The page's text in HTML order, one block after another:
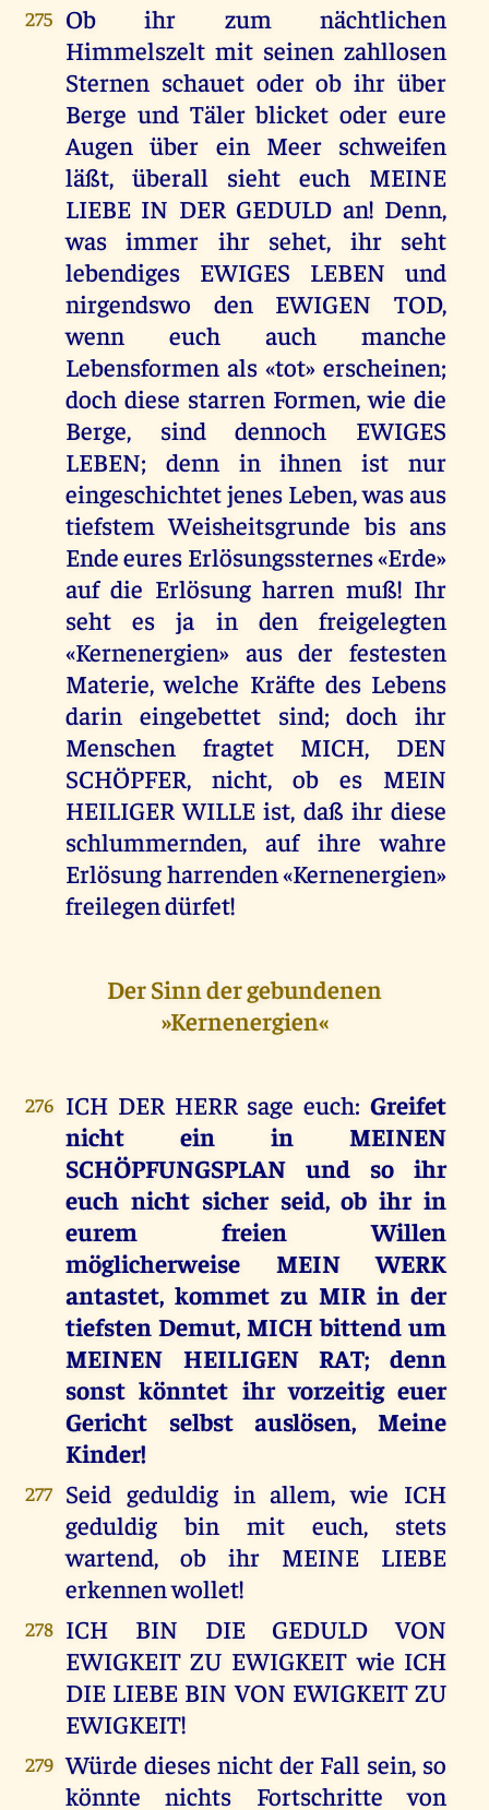
275 Ob ihr zum nächtlichen
Himmelszelt mit seinen zahllosen
Sternen schauet oder ob ihr über
Berge und Täler blicket oder eure
Augen über ein Meer schweifen
läßt, überall sieht euch MEINE
LIEBE IN DER GEDULD an! Denn,
was immer ihr sehet, ihr seht
lebendiges EWIGES LEBEN und
nirgendswo den EWIGEN TOD,
wenn euch auch manche
Lebensformen als «tot» erscheinen;
doch diese starren Formen, wie die
Berge, sind dennoch EWIGES
LEBEN; denn in ihnen ist nur
eingeschichtet jenes Leben, was aus
tiefstem Weisheitsgrunde bis ans
Ende eures Erlösungssternes «Erde»
auf die Erlösung harren muß! Ihr
seht es ja in den freigelegten
«Kernenergien» aus der festesten
Materie, welche Kräfte des Lebens
darin eingebettet sind; doch ihr
Menschen fragtet MICH, DEN
SCHÖPFER, nicht, ob es MEIN
HEILIGER WILLE ist, daß ihr diese
schlummernden, auf ihre wahre
Erlösung harrenden «Kernenergien»
freilegen dürfet!
Der Sinn der gebundenen
»Kernenergien«
276 ICH DER HERR sage euch:Greifet
nicht ein in MEINEN
SCHÖPFUNGSPLAN und so ihr
euch nicht sicher seid, ob ihr in
eurem freien Willen
möglicherweise MEIN WERK
antastet, kommet zu MIR in der
tiefsten Demut, MICH bittend um
MEINEN HEILIGEN RAT; denn
sonst könntet ihr vorzeitig euer
Gericht selbst auslösen, Meine
Kinder!
277 Seid geduldig in allem, wie ICH
geduldig bin mit euch, stets
wartend, ob ihr MEINE LIEBE
erkennen wollet!
278 ICH BIN DIE GEDULD VON
EWIGKEIT ZU EWIGKEIT wie ICH
DIE LIEBE BIN VON EWIGKEIT ZU
EWIGKEIT!
279 Würde dieses nicht der Fall sein, so
könnte nichts Fortschritte von